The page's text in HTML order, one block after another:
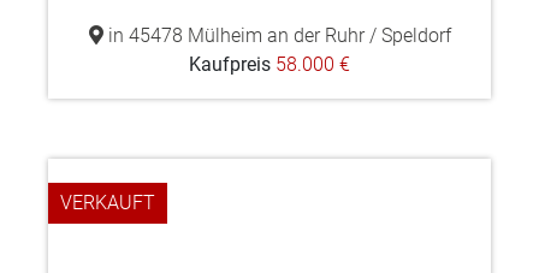
in 45478 Mülheim an der Ruhr / Speldorf
Kaufpreis 58.000 €
VERKAUFT